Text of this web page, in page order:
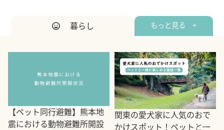
暮らし もっと見る +
【ペット同行避難】熊本地
震における動物避難所開設
関東の愛犬家に人気のおで
かけスポット！ペットと一